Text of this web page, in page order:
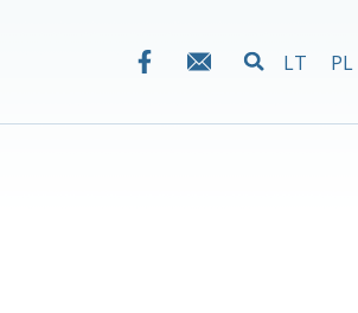
LT PL